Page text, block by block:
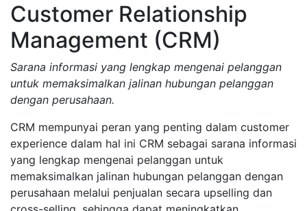
Customer Relationship
Management (CRM)
Sarana informasi yang lengkap mengenai pelanggan
untuk memaksimalkan jalinan hubungan pelanggan
dengan perusahaan.
CRM mempunyai peran yang penting dalam customer
experience dalam hal ini CRM sebagai sarana informasi
yang lengkap mengenai pelanggan untuk
memaksimalkan jalinan hubungan pelanggan dengan
perusahaan melalui penjualan secara upselling dan